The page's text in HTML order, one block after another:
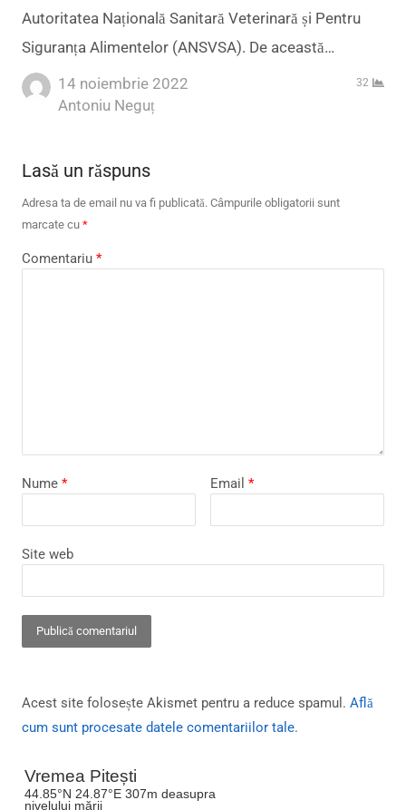
Autoritatea Națională Sanitară Veterinară și Pentru
Siguranța Alimentelor (ANSVSA). De această…
14 noiembrie 2022
Author
Antoniu Neguț
32
Lasă un răspuns
Adresa ta de email nu va fi publicată. Câmpurile obligatorii sunt
marcate cu *
Comentariu *
Nume * Email *
Site web
Acest site folosește Akismet pentru a reduce spamul. Află
cum sunt procesate datele comentariilor tale.